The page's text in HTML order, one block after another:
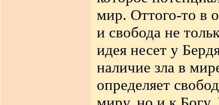
мир. Оттого-то в
и свобода не
идея несет у
наличие зла в
определяет